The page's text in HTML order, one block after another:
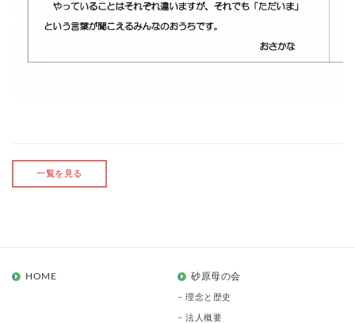
一覧を見る
HOME 砂原母の会
理念と歴史
法人概要